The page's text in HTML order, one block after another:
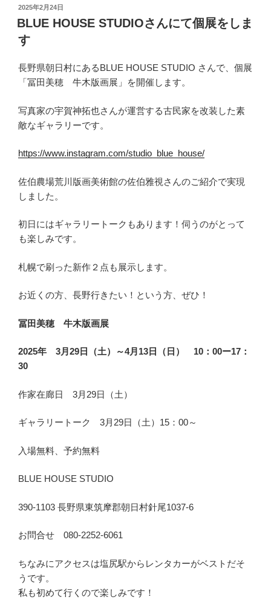
投
稿
日:
2025年2月24日
BLUE HOUSE STUDIOさんにて個展をしま
す
長野県朝日村にあるBLUE HOUSE STUDIO さんで、個展
「冨田美穂 牛木版画展」を開催します。
写真家の宇賀神拓也さんが運営する古民家を改装した素
敵なギャラリーです。
https://www.instagram.com/studio_blue_house/
佐伯農場荒川版画美術館の佐伯雅視さんのご紹介で実現
しました。
初日にはギャラリートークもあります！伺うのがとって
も楽しみです。
札幌で刷った新作２点も展示します。
お近くの方、長野行きたい！という方、ぜひ！
冨田美穂 牛木版画展
2025年 3月29日（土）～4月13日（日） 10：00ー17：
30
作家在廊日 3月29日（土）
ギャラリートーク 3月29日（土）15：00～
入場無料、予約無料
BLUE HOUSE STUDIO
390-1103 長野県東筑摩郡朝日村針尾1037-6
お問合せ 080-2252-6061
ちなみにアクセスは塩尻駅からレンタカーがベストだそ
うです。
私も初めて行くので楽しみです！